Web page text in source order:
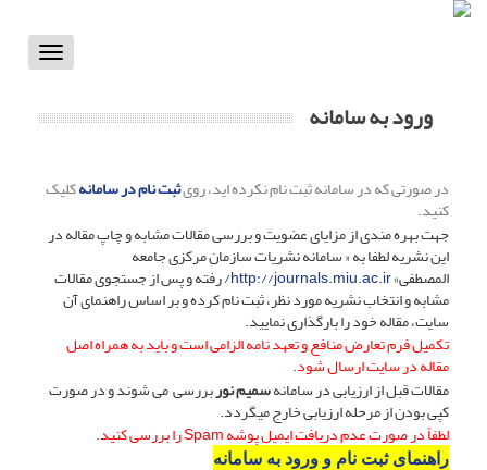
Toggle
ورود به سامانه
در صورتی که در سامانه ثبت نام نکرده اید، رویثبت نام در سامانهکلیک
کنید.
جهت بهره مندی از مزایای عضویت و بررسی مقالات مشابه و چاپ مقاله در
این نشریه لطفا به « سامانه نشریات سازمان مرکزی جامعه
المصطفی»http://journals.miu.ac.ir
/رفته و پس از جستجوی مقالات
مشابه و انتخاب نشریه مورد نظر، ثبت نام کرده و بر اساس راهنمای آن
سایت، مقاله خود را بارگذاری نمایید.
تکمیل فرم تعارض منافع و تعهد نامه الزامی است و باید به همراه اصل
مقاله در سایت ارسال شود.
مقالات قبل از ارزیابی در سامانهسمیم نوربررسی می شوند و در صورت
کپی بودن از مرحله ارزیابی خارج میگردد.
لطفاً در صورت عدم دریافت ایمیل پوشه Spam را بررسی کنید.
راهنمای ثبت نام و ورود به سامانه